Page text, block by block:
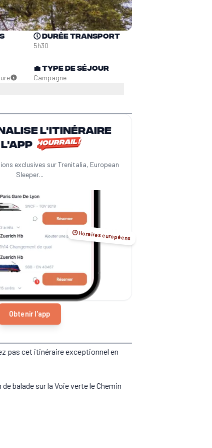
🕔Durée transport
5h30
💼Type de séjour
Campagne
l'itinéraire
exclusives sur Trenitalia, European
Sleeper...
🕑 Horaires européens
Obtenir l'app
pas cet itinéraire exceptionnel en
balade sur la Voie verte le Chemin